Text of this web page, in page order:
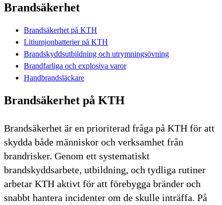
Brandsäkerhet
Brandsäkerhet på KTH
Litiumjonbatterier på KTH
Brandskyddsutbildning och utrymningsövning
Brandfarliga och explosiva varor
Handbrandsläckare
Brandsäkerhet på KTH
Brandsäkerhet är en prioriterad fråga på KTH för att
skydda både människor och verksamhet från
brandrisker. Genom ett systematiskt
brandskyddsarbete, utbildning, och tydliga rutiner
arbetar KTH aktivt för att förebygga bränder och
snabbt hantera incidenter om de skulle inträffa. På